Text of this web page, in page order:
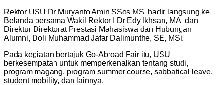
Rektor USU Dr Muryanto Amin SSos MSi hadir langsung ke
Belanda bersama Wakil Rektor I Dr Edy Ikhsan, MA, dan
Direktur Direktorat Prestasi Mahasiswa dan Hubungan
Alumni, Doli Muhammad Jafar Dalimunthe, SE, MSi.
Pada kegiatan bertajuk Go-Abroad Fair itu, USU
berkesempatan untuk memperkenalkan tentang studi,
program magang, program summer course, sabbatical leave,
student mobility, dan lainnya.